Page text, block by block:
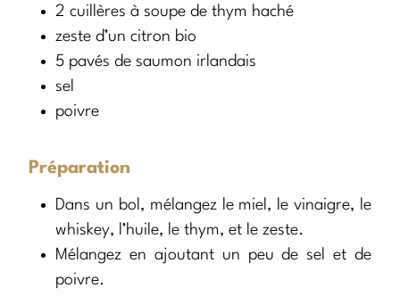
2 cuillères à soupe de thym haché
zeste d’un citron bio
5 pavés de saumon irlandais
sel
poivre
Préparation
Dans un bol, mélangez le miel, le vinaigre, le
whiskey, l’huile, le thym, et le zeste.
Mélangez en ajoutant un peu de sel et de
poivre.